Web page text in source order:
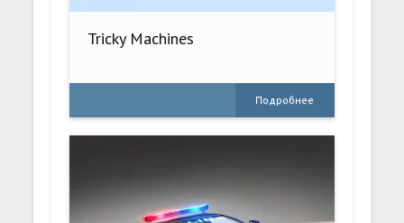
Tricky Machines
Подробнее